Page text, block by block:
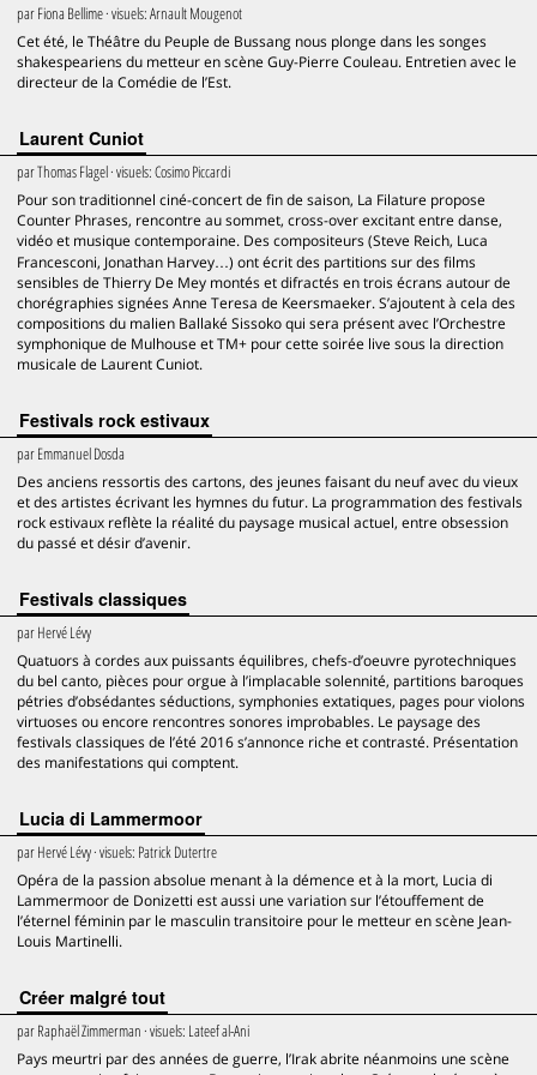
parFiona Bellime· visuels:Arnault Mougenot
Cet été, le Théâtre du Peuple de Bussang nous plonge dans les songes
shakespeariens du metteur en scène Guy-Pierre Couleau. Entretien avec le
directeur de la Comédie de l’Est.
Laurent Cuniot
parThomas Flagel· visuels:Cosimo Piccardi
Pour son traditionnel ciné-concert de fin de saison, La Filature propose
Counter Phrases, rencontre au sommet, cross-over excitant entre danse,
vidéo et musique contemporaine. Des compositeurs (Steve Reich, Luca
Francesconi, Jonathan Harvey…) ont écrit des partitions sur des films
sensibles de Thierry De Mey montés et difractés en trois écrans autour de
chorégraphies signées Anne Teresa de Keersmaeker. S’ajoutent à cela des
compositions du malien Ballaké Sissoko qui sera présent avec l’Orchestre
symphonique de Mulhouse et TM+ pour cette soirée live sous la direction
musicale de Laurent Cuniot.
Festivals rock estivaux
parEmmanuel Dosda
Des anciens ressortis des cartons, des jeunes faisant du neuf avec du vieux
et des artistes écrivant les hymnes du futur. La programmation des festivals
rock estivaux reflète la réalité du paysage musical actuel, entre obsession
du passé et désir d’avenir.
Festivals classiques
parHervé Lévy
Quatuors à cordes aux puissants équilibres, chefs-d’oeuvre pyrotechniques
du bel canto, pièces pour orgue à l’implacable solennité, partitions baroques
pétries d’obsédantes séductions, symphonies extatiques, pages pour violons
virtuoses ou encore rencontres sonores improbables. Le paysage des
festivals classiques de l’été 2016 s’annonce riche et contrasté. Présentation
des manifestations qui comptent.
Lucia di Lammermoor
parHervé Lévy· visuels: Patrick Dutertre
Opéra de la passion absolue menant à la démence et à la mort, Lucia di
Lammermoor de Donizetti est aussi une variation sur l’étouffement de
l’éternel féminin par le masculin transitoire pour le metteur en scène Jean-
Louis Martinelli.
Créer malgré tout
parRaphaël Zimmerman · visuels: Lateef al-Ani
Pays meurtri par des années de guerre, l’Irak abrite néanmoins une scène